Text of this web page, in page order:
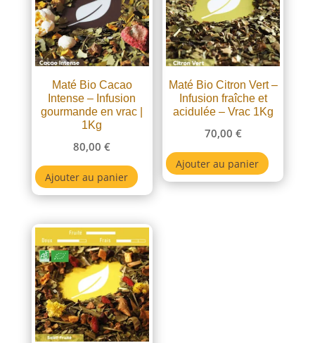
Maté Bio Cacao
Intense – Infusion
gourmande en vrac |
1Kg
80,00€
Ajouter au panier
Maté Bio Citron Vert –
Infusion fraîche et
acidulée – Vrac 1Kg
70,00 €
Ajouter au panier